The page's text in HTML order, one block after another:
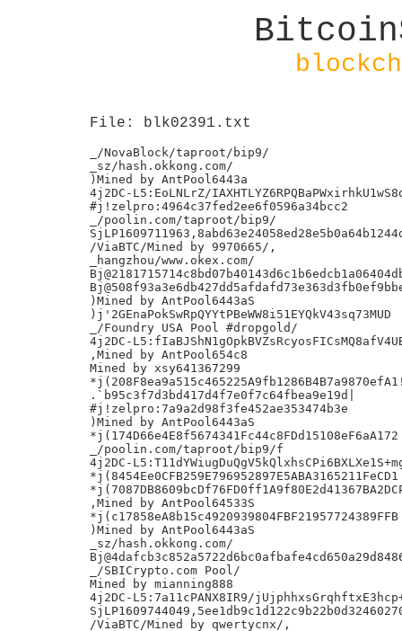
File: blk02391.txt
_/NovaBlock/taproot/bip9/
_sz/hash.okkong.com/
)Mined by AntPool6443a
4j2DC-L5:EoLNLrZ/
#j!zelpro:4964c37fed2ee6f0596a34bcc2
_/poolin.com/taproot/bip9/
/ViaBTC/Mined by 9970665/,
_hangzhou/www.okex.com/
)Mined by AntPool6443aS
)j'2GEnaPokSwRpQYYtPBeWW8i51EYQkV43sq73MUD
_/Foundry USA Pool #dropgold/
4j2DC-
,Mined by AntPool654c8
Mined by xsy641367299
.`b95c3f7d3bd417d4f7e0f7c64fbea9e19d|
#j!zelpro:7a9a2d98f3fe452ae353474b3e
)Mined by AntPool6443aS
*j(174D66e4E8f5674341Fc44c8FDd15108eF6aA172
_/poolin.com/taproot/bip9/f
4j2DC-
*j(8454Ee0CFB259E796952897E5ABA3165211FeCD1
,Mined by AntPool64533S
*j(c17858eA8b15c4920939804FBF21957724389FFB
)Mined by AntPool6443aS
_sz/hash.okkong.com/
_/SBICrypto.com Pool/
Mined by mianning888
4j2DC-L5:7a11cPANX8IR9/
/ViaBTC/Mined by qwertycnx/,